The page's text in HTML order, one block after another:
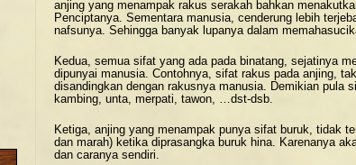
anjing yang menampak rakus serakah bahkan
Penciptanya. Sementara manusia, cenderung lebih
nafsunya. Sehingga banyak lupanya dalam
Kedua, semua sifat yang ada pada binatang, sejatinya
dipunyai manusia. Contohnya, sifat rakus pada anjing,
disandingkan dengan rakusnya manusia. Demikian pula
kambing, unta, merpati, tawon, …dst-dsb.
Ketiga, anjing yang menampak punya sifat buruk, tidak
dan marah) ketika diprasangka buruk hina. Karenanya
dan caranya sendiri.